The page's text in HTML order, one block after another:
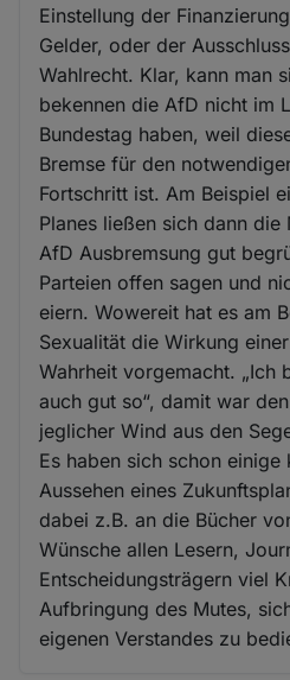
Einstellung der
Gelder, oder der
Wahlrecht. Klar, kann man
bekennen die AfD nicht im
Bundestag haben, weil
Bremse für den
Fortschritt ist. Am Beispiel
Planes ließen sich dann
AfD Ausbremsung gut
Parteien offen sagen und
eiern. Wowereit hat es am
Sexualität die Wirkung
Wahrheit vorgemacht. „Ich
auch gut so“, damit war
jeglicher Wind aus den
Es haben sich schon
Aussehen eines
dabei z.B. an die Bücher
Wünsche allen Lesern,
Entscheidungsträgern viel
Aufbringung des Mutes,
eigenen Verstandes zu